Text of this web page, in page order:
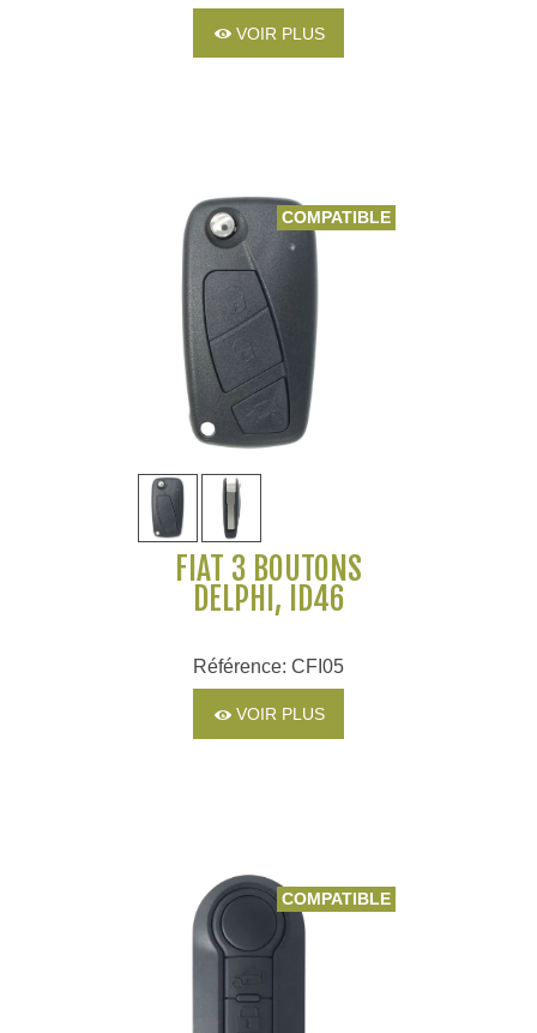
VOIR PLUS
COMPATIBLE
FIAT 3 BOUTONS
DELPHI, ID46
Référence: CFI05
VOIR PLUS
COMPATIBLE